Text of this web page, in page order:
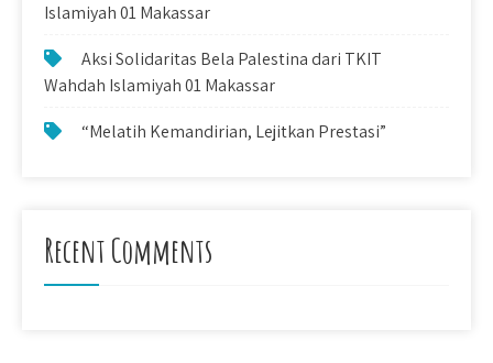
Islamiyah 01 Makassar
Aksi Solidaritas Bela Palestina dari TKIT
Wahdah Islamiyah 01 Makassar
“Melatih Kemandirian, Lejitkan Prestasi”
Recent Comments